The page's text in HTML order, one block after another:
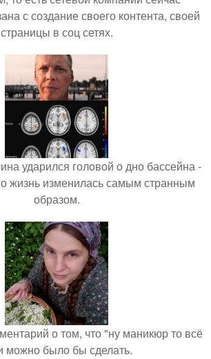
с создание своего контента, своей
страницы в соц сетях.
ударился головой о дно бассейна -
жизнь изменилась самым странным
образом.
о том, что "ну маникюр то всё
можно было бы сделать.